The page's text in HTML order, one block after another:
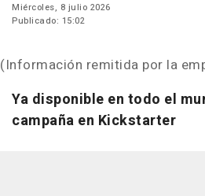
Miércoles, 8 julio 2026
Publicado: 15:02
(Información remitida por la
Ya disponible en todo el
campaña en Kickstarter